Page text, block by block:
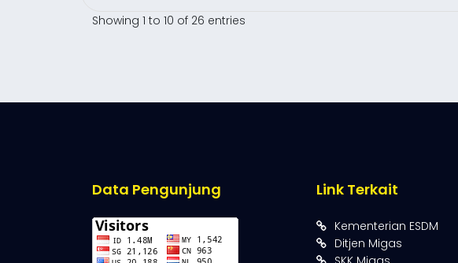
Showing 1 to 10 of 26 entries
Data Pengunjung Link Terkait
Kementerian ESDM
Ditjen Migas